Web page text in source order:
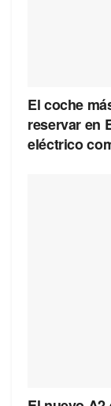
El coche
reservar en
eléctrico